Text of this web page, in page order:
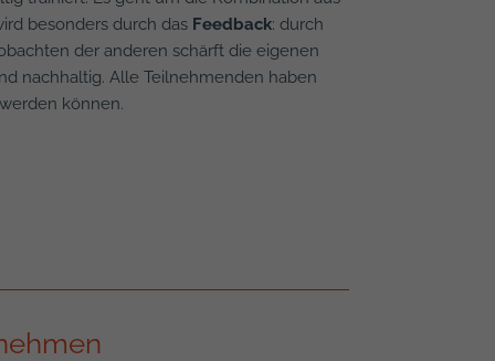
besonders durch das Feedback: durch
der anderen schärft die eigenen
nachhaltig. Alle Teilnehmenden haben
können.